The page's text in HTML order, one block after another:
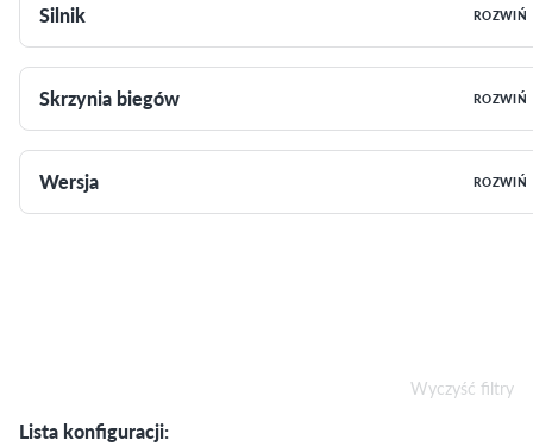
Silnik ROZWIŃ
Skrzynia biegów ROZWIŃ
Wersja ROZWIŃ
Wyczyść filtry
Lista konfiguracji: